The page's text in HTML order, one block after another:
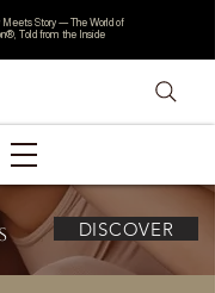
Story — The World of
Told from the Inside
DISCOVER